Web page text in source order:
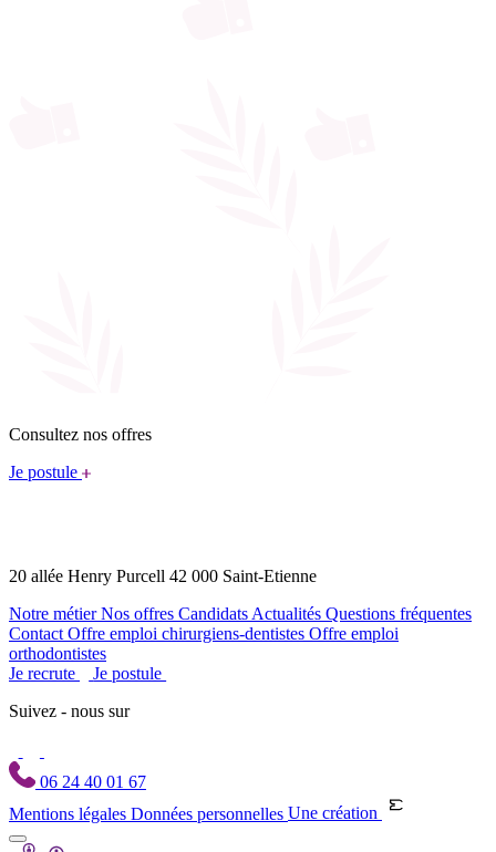
Consultez nos offres
Je postule
20 allée Henry Purcell 42 000 Saint-Etienne
Notre métierNos offres Candidats Actualités Questions fréquentes
Contact Offre emploi chirurgiens-dentistes Offre emploi
orthodontistes
Je recrute
Je postule
Suivez - nous sur
06 24 40 01 67
Mentions légales Données personnelles Une création